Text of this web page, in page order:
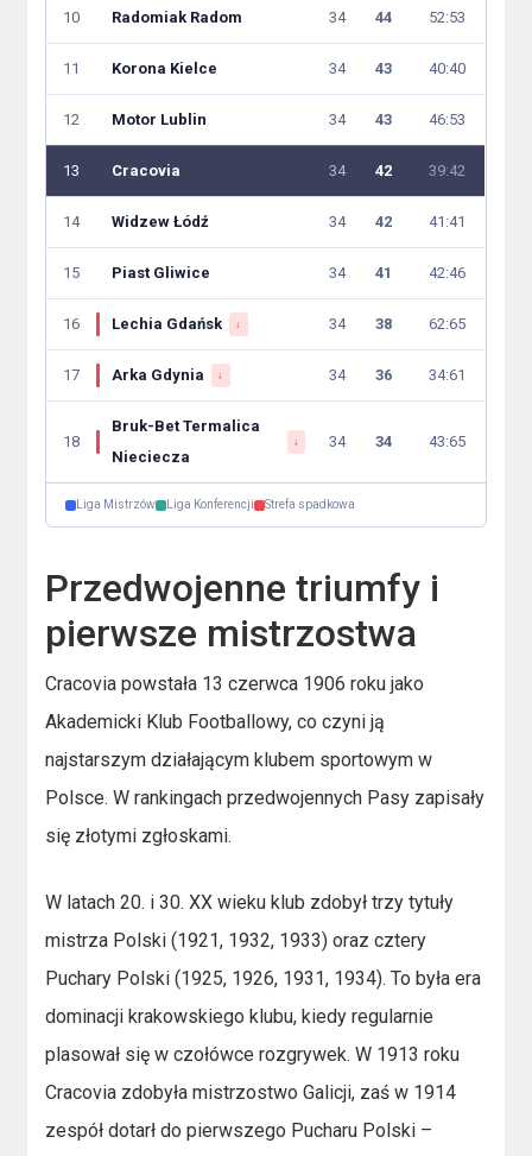
10 Radomiak Radom 34 44 52:53
11 Korona Kielce 34 43 40:40
12 Motor Lublin 34 43 46:53
13 Cracovia 34 42 39:42
14 Widzew Łódź 34 42 41:41
15 Piast Gliwice 34 41 42:46
16 Lechia Gdańsk ↓ 34 38 62:65
17 Arka Gdynia ↓ 34 36 34:61
18
Bruk-Bet Termalica
Nieciecza
↓ 34 34 43:65
Liga Mistrzów Liga Konferencji Strefa spadkowa
Przedwojenne triumfy i
pierwsze mistrzostwa
Cracovia powstała 13 czerwca 1906 roku jako
Akademicki Klub Footballowy, co czyni ją
najstarszym działającym klubem sportowym w
Polsce. W rankingach przedwojennych Pasy zapisały
się złotymi zgłoskami.
W latach 20. i 30. XX wieku klub zdobył trzy tytuły
mistrza Polski (1921, 1932, 1933) oraz cztery
Puchary Polski (1925, 1926, 1931, 1934). To była era
dominacji krakowskiego klubu, kiedy regularnie
plasował się w czołówce rozgrywek. W 1913 roku
Cracovia zdobyła mistrzostwo Galicji, zaś w 1914
zespół dotarł do pierwszego Pucharu Polski –